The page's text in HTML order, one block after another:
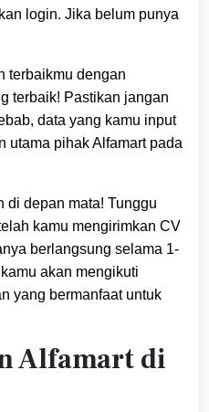
login. Jika belum punya
terbaikmu dengan
terbaik! Pastikan jangan
data yang kamu input
utama pihak Alfamart pada
di depan mata! Tunggu
kamu mengirimkan CV
berlangsung selama 1-
akan mengikuti
yang bermanfaat untuk
Alfamart di